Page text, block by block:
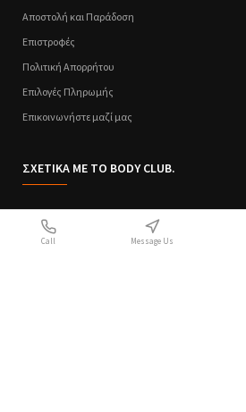
Αποστολή και Παράδοση
Επιστροφές
Πολιτική Απορρήτου
Επιλογές Πληρωμής
Επικοινωνήστε μαζί μας
ΣΧΕΤΙΚΑ ΜΕ ΤΟ BODY CLUB.
Call Message Us